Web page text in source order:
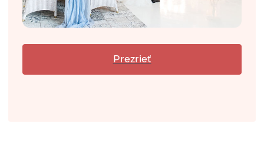
Prezrieť